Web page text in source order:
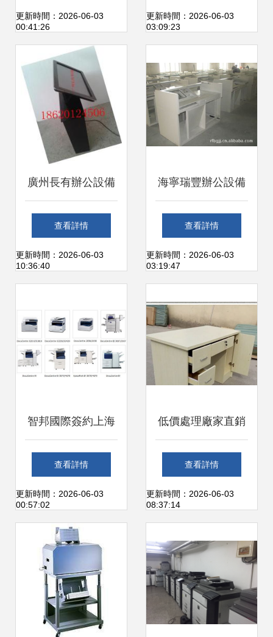
公新體驗
更新時間：2026-06-03
00:41:26
統一處置公告
更新時間：2026-06-03
03:09:23
廣州長有辦公設備
廠 專注辦公設備，
助力高效辦公
查看詳情
更新時間：2026-06-03
10:36:40
海寧瑞豐辦公設備
打造高效便捷的辦
公環境
查看詳情
更新時間：2026-06-03
03:19:47
智邦國際簽約上海
雍荷 數字倉儲引領
辦公設備新生態
查看詳情
更新時間：2026-06-03
00:57:02
低價處理廠家直銷
北京辦公桌椅優選
指南
查看詳情
更新時間：2026-06-03
08:37:14